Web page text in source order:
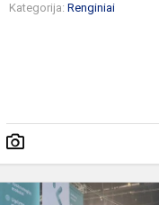
Kategorija:Renginiai